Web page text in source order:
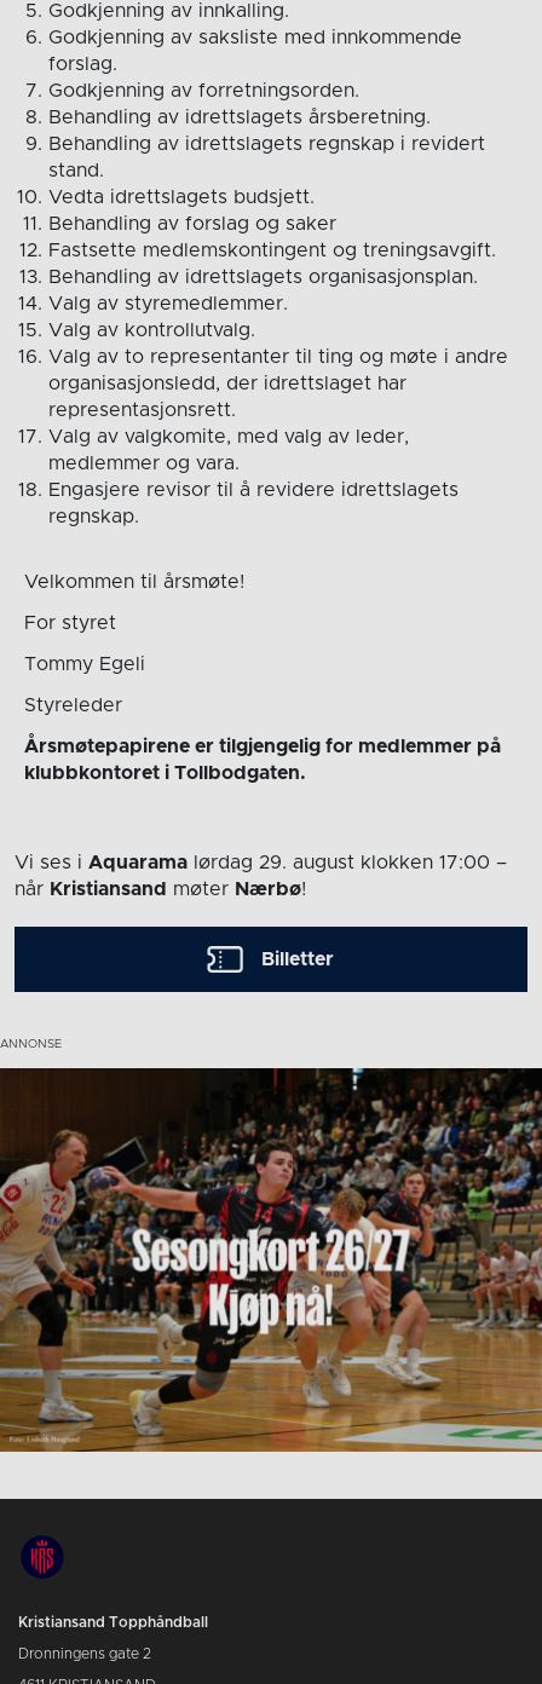
Godkjenning av innkalling.
Godkjenning av saksliste med innkommende
forslag.
Godkjenning av forretningsorden.
Behandling av idrettslagets årsberetning.
Behandling av idrettslagets regnskap i revidert
stand.
Vedta idrettslagets budsjett.
Behandling av forslag og saker
Fastsette medlemskontingent og treningsavgift.
Behandling av idrettslagets organisasjonsplan.
Valg av styremedlemmer.
Valg av kontrollutvalg.
Valg av to representanter til ting og møte i andre
organisasjonsledd, der idrettslaget har
representasjonsrett.
Valg av valgkomite, med valg av leder,
medlemmer og vara.
Engasjere revisor til å revidere idrettslagets
regnskap.
Velkommen til årsmøte!
For styret
Tommy Egeli
Styreleder
Årsmøtepapirene er tilgjengelig for medlemmer på
klubbkontoret i Tollbodgaten.
Vi ses i Aquarama lørdag 29. august klokken 17:00 –
når Kristiansand møter Nærbø!
Billetter
Kristiansand Topphåndball
Dronningens gate 2